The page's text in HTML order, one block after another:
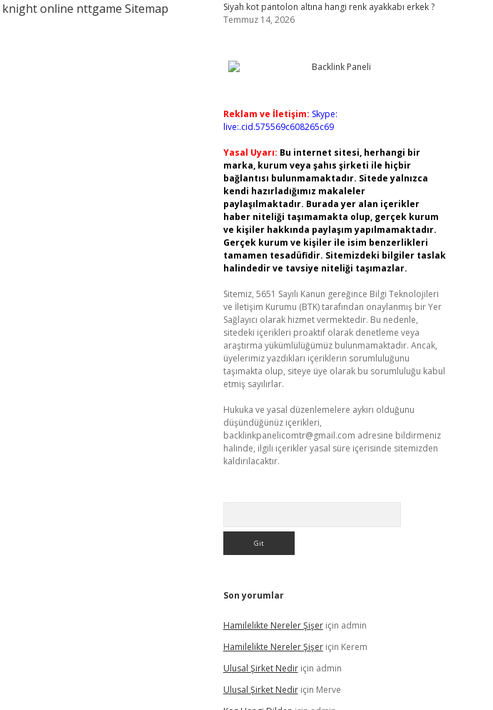
knight online nttgame Sitemap
Siyah kot pantolon altına hangi renk ayakkabı erkek ?
Temmuz 14, 2026
Reklam ve İletişim: Skype:
live:.cid.575569c608265c69
Yasal Uyarı: Bu internet sitesi, herhangi bir
marka, kurum veya şahıs şirketi ile hiçbir
bağlantısı bulunmamaktadır. Sitede yalnızca
kendi hazırladığımız makaleler
paylaşılmaktadır. Burada yer alan içerikler
haber niteliği taşımamakta olup, gerçek kurum
ve kişiler hakkında paylaşım yapılmamaktadır.
Gerçek kurum ve kişiler ile isim benzerlikleri
tamamen tesadüfidir. Sitemizdeki bilgiler taslak
halindedir ve tavsiye niteliği taşımazlar.
Sitemiz, 5651 Sayılı Kanun gereğince Bilgi Teknolojileri
ve İletişim Kurumu (BTK) tarafından onaylanmış bir Yer
Sağlayıcı olarak hizmet vermektedir. Bu nedenle,
sitedeki içerikleri proaktif olarak denetleme veya
araştırma yükümlülüğümüz bulunmamaktadır. Ancak,
üyelerimiz yazdıkları içeriklerin sorumluluğunu
taşımakta olup, siteye üye olarak bu sorumluluğu kabul
etmiş sayılırlar.
Hukuka ve yasal düzenlemelere aykırı olduğunu
düşündüğünüz içerikleri,
backlinkpanelicomtr@gmail.com adresine bildirmeniz
halinde, ilgili içerikler yasal süre içerisinde sitemizden
kaldırılacaktır.
Son yorumlar
Hamilelikte Nereler Şişeriçin admin
Hamilelikte Nereler Şişeriçin Kerem
Ulusal Şirket Nediriçin admin
Ulusal Şirket Nediriçin Merve